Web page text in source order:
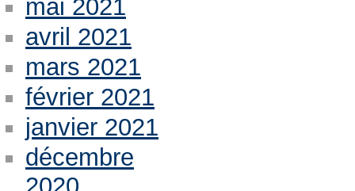
mai 2021
avril 2021
mars 2021
février 2021
janvier 2021
décembre